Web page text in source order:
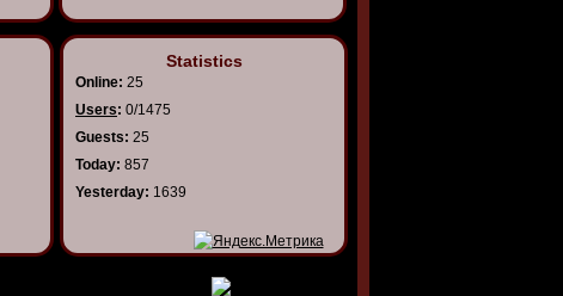
Statistics
Online: 25
Users: 0/1475
Guests: 25
Today: 857
Yesterday: 1639